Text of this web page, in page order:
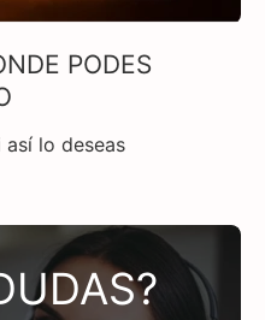
PODES
lo deseas